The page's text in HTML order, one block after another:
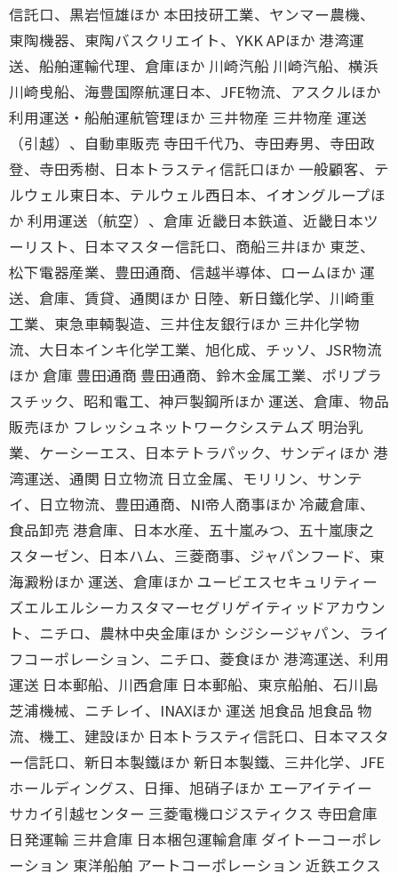
信託口、黒岩恒雄ほか 本田技研工業、ヤンマー農機、
東陶機器、東陶バスクリエイト、YKK APほか 港湾運
送、船舶運輸代理、倉庫ほか 川崎汽船 川崎汽船、横浜
川崎曵船、海豊国際航運日本、JFE物流、アスクルほか
利用運送・船舶運航管理ほか 三井物産 三井物産 運送
（引越）、自動車販売 寺田千代乃、寺田寿男、寺田政
登、寺田秀樹、日本トラスティ信託口ほか 一般顧客、テ
ルウェル東日本、テルウェル西日本、イオングループほ
か 利用運送（航空）、倉庫 近畿日本鉄道、近畿日本ツ
ーリスト、日本マスター信託口、商船三井ほか 東芝、
松下電器産業、豊田通商、信越半導体、ロームほか 運
送、倉庫、賃貸、通関ほか 日陸、新日鐵化学、川崎重
工業、東急車輌製造、三井住友銀行ほか 三井化学物
流、大日本インキ化学工業、旭化成、チッソ、JSR物流
ほか 倉庫 豊田通商 豊田通商、鈴木金属工業、ポリプラ
スチック、昭和電工、神戸製鋼所ほか 運送、倉庫、物品
販売ほか フレッシュネットワークシステムズ 明治乳
業、ケーシーエス、日本テトラパック、サンディほか 港
湾運送、通関 日立物流 日立金属、モリリン、サンテ
イ、日立物流、豊田通商、NI帝人商事ほか 冷蔵倉庫、
食品卸売 港倉庫、日本水産、五十嵐みつ、五十嵐康之
スターゼン、日本ハム、三菱商事、ジャパンフード、東
海澱粉ほか 運送、倉庫ほか ユービエスセキュリティー
ズエルエルシーカスタマーセグリゲイティッドアカウン
ト、ニチロ、農林中央金庫ほか シジシージャパン、ライ
フコーポレーション、ニチロ、菱食ほか 港湾運送、利用
運送 日本郵船、川西倉庫 日本郵船、東京船舶、石川島
芝浦機械、ニチレイ、INAXほか 運送 旭食品 旭食品 物
流、機工、建設ほか 日本トラスティ信託口、日本マスタ
ー信託口、新日本製鐵ほか 新日本製鐵、三井化学、JFE
ホールディングス、日揮、旭硝子ほか エーアイテイー
サカイ引越センター 三菱電機ロジスティクス 寺田倉庫
日発運輸 三井倉庫 日本梱包運輸倉庫 ダイトーコーポレ
ーション 東洋船舶 アートコーポレーション 近鉄エクス